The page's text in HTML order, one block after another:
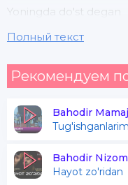
Yoningda do'st degan
Inson bo'lmasa
Yulduzning qadri yo'q
Osmon bo'lmasa
Karvon yo'lda solar
Sarbon bo'lmasa
Полный текст
Рекомендуем
Bahodir
Tug'ishganlarim
Bahodir
Hayot zo'ridan